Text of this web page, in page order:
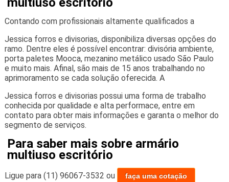
Contando com profissionais altamente qualificados a
Jessica forros e divisorias, disponibiliza diversas opções do
ramo. Dentre eles é possível encontrar: divisória ambiente,
porta paletes Mooca, mezanino metálico usado São Paulo
e muito mais. Afinal, são mais de 15 anos trabalhando no
aprimoramento se cada solução oferecida. A
Jessica forros e divisorias possui uma forma de trabalho
conhecida por qualidade e alta performace, entre em
contato para obter mais informações e garanta o melhor do
segmento de serviços.
Para saber mais sobre armário
multiuso escritório
Ligue para (11) 96067-3532 ou faça uma cotação